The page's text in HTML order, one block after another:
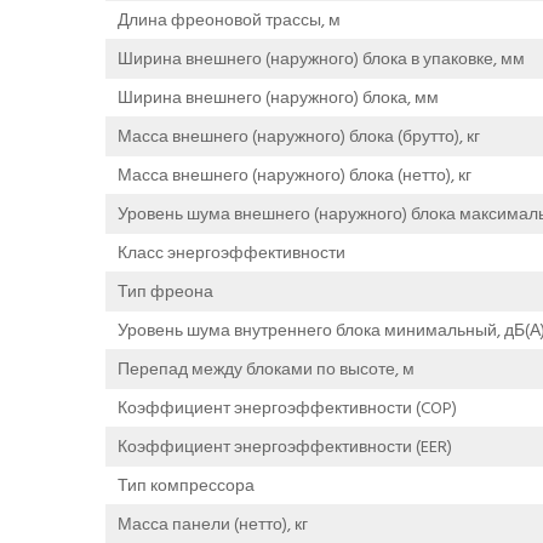
Длина фреоновой трассы, м
Ширина внешнего (наружного) блока в упаковке, мм
Ширина внешнего (наружного) блока, мм
Масса внешнего (наружного) блока (брутто), кг
Масса внешнего (наружного) блока (нетто), кг
Уровень шума внешнего (наружного) блока
Класс энергоэффективности
Тип фреона
Уровень шума внутреннего блока минимальный, дБ(А)
Перепад между блоками по высоте, м
Коэффициент энергоэффективности (COP)
Коэффициент энергоэффективности (EER)
Тип компрессора
Масса панели (нетто), кг